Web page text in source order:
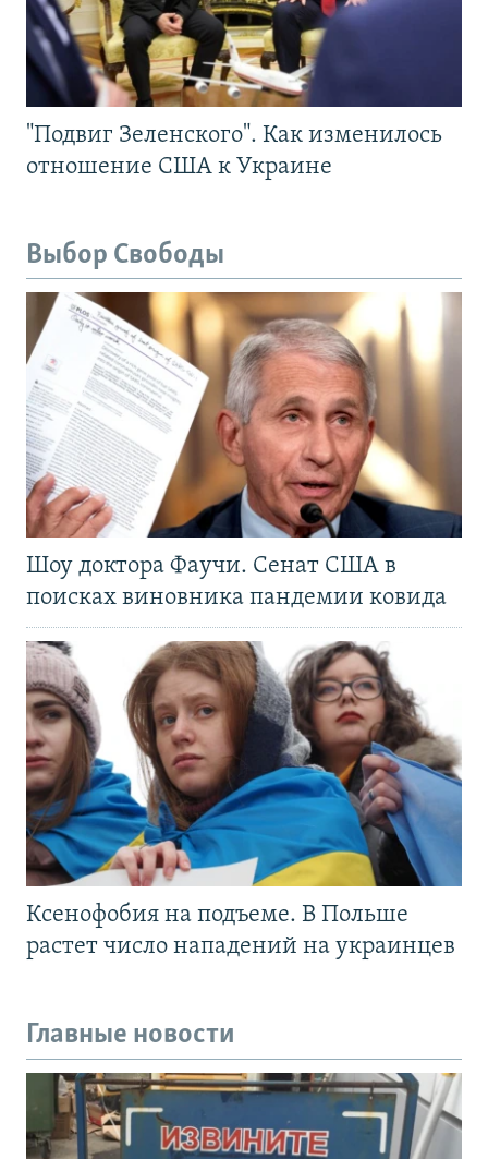
"Подвиг Зеленского". Как изменилось
отношение США к Украине
Выбор Свободы
Шоу доктора Фаучи. Сенат США в
поисках виновника пандемии ковида
Ксенофобия на подъеме. В Польше
растет число нападений на украинцев
Главные новости